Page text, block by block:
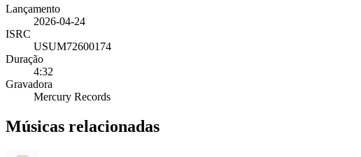
Lançamento
2026-04-24
ISRC
USUM72600174
Duração
4:32
Gravadora
Mercury Records
Músicas relacionadas